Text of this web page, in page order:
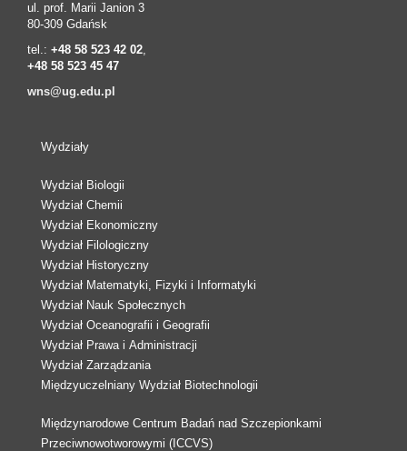
ul. prof. Marii Janion 3
80-309 Gdańsk
tel.: +48 58 523 42 02,
+48 58 523 45 47
wns@ug.edu.pl
Wydziały
Wydział Biologii
Wydział Chemii
Wydział Ekonomiczny
Wydział Filologiczny
Wydział Historyczny
Wydział Matematyki, Fizyki i Informatyki
Wydział Nauk Społecznych
Wydział Oceanografii i Geografii
Wydział Prawa i Administracji
Wydział Zarządzania
Międzyuczelniany Wydział Biotechnologii
Międzynarodowe Centrum Badań nad Szczepionkami
Przeciwnowotworowymi (ICCVS)